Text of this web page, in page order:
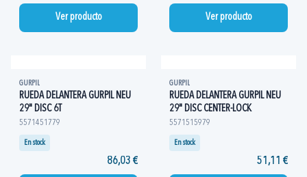
Ver producto Ver producto
GURPIL
RUEDA DELANTERA GURPIL NEU
29" DISC 6T
5571451779
En stock
86,03 €
GURPIL
RUEDA DELANTERA GURPIL NEU
29" DISC CENTER-LOCK
5571515979
En stock
51,11 €